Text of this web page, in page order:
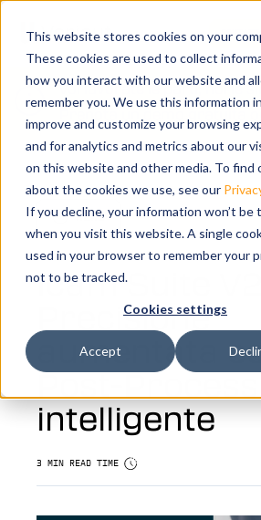
This website stores cookies on your
These cookies are used to collect
how you interact with our website and
remember you. We use this information
improve and customize your browsing
and for analytics and metrics about our
on this website and other media. To find
about the cookies we use, see our
If you decline, your information won’t be
when you visit this website. A single
used in your browser to remember your
not to be tracked.
Cookies settings
Accept
Voi lavorate le parti, noi le
Prenota un demo gratuita
NEWS
Icam Suite
Precisione
aumentata
Post-
intelligente
3 MIN READ TIME